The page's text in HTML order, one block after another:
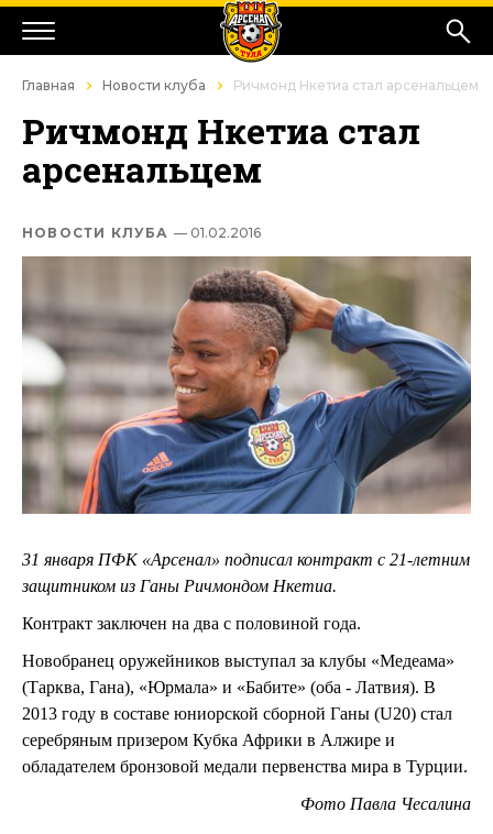
Главная Новости клуба Ричмонд Нкетиа стал арсенальцем
Ричмонд Нкетиа стал
арсенальцем
НОВОСТИ КЛУБА — 01.02.2016
31 января ПФК «Арсенал» подписал контракт с 21-летним
защитником из Ганы Ричмондом Нкетиа.
Контракт заключен на два с половиной года.
Новобранец оружейников выступал за клубы «Медеама»
(Тарква, Гана), «Юрмала» и «Бабите» (оба - Латвия). В
2013 году в составе юниорской сборной Ганы (U20) стал
серебряным призером Кубка Африки в Алжире и
обладателем бронзовой медали первенства мира в Турции.
Фото Павла Чесалина